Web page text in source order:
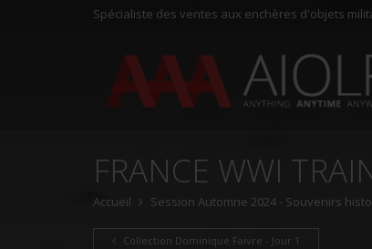
Spécialiste des ventes aux enchères d'objets
FRANCE WWI
Accueil Session Automne 2024 - Souvenirs
Collection Dominique Faivre - Jour 1